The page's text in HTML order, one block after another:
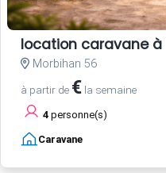
location caravane à
Morbihan 56
à partir de € la semaine
4 personne(s)
Caravane